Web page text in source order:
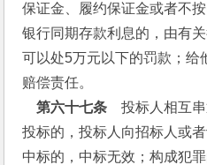
保证金、履约保证金或者不
银行同期存款利息的，由有
可以处5万元以下的罚款；给
赔偿责任。
第六十七条 投标人相互串
投标的，投标人向招标人或
中标的，中标无效；构成犯